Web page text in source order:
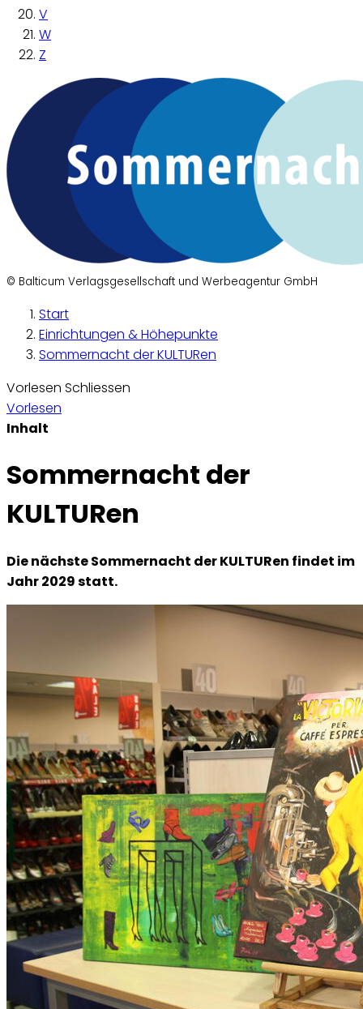
V
W
Z
© Balticum Verlagsgesellschaft und Werbeagentur GmbH
Start
Einrichtungen & Höhepunkte
Sommernacht der KULTURen
Vorlesen Schliessen
Vorlesen
Inhalt
Sommernacht der
KULTURen
Die nächste Sommernacht der KULTURen findet im
Jahr 2029 statt.